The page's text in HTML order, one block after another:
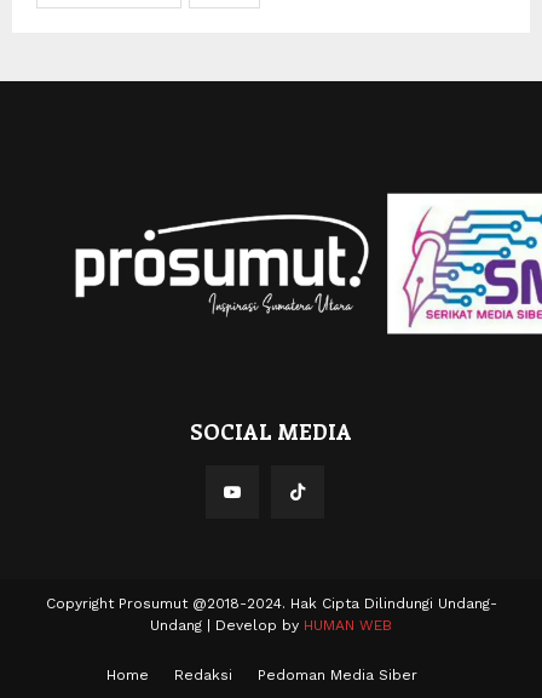
SOCIAL MEDIA
Copyright Prosumut @2018-2024. Hak Cipta Dilindungi Undang-
Undang | Develop by HUMAN WEB
Home Redaksi
Pedoman Media Siber